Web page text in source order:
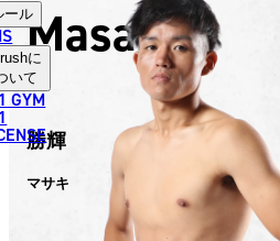
中文（简体）
中文（繁體）
العربية
ール
に
いて
GYM
Masaki
勝輝
マサキ